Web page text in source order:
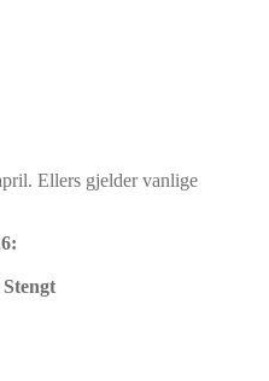
Ellers gjelder vanlige